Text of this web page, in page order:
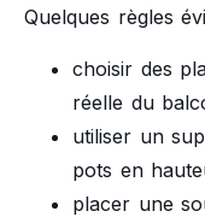
Quelques règles
choisir des
réelle du
utiliser un
pots en
placer une